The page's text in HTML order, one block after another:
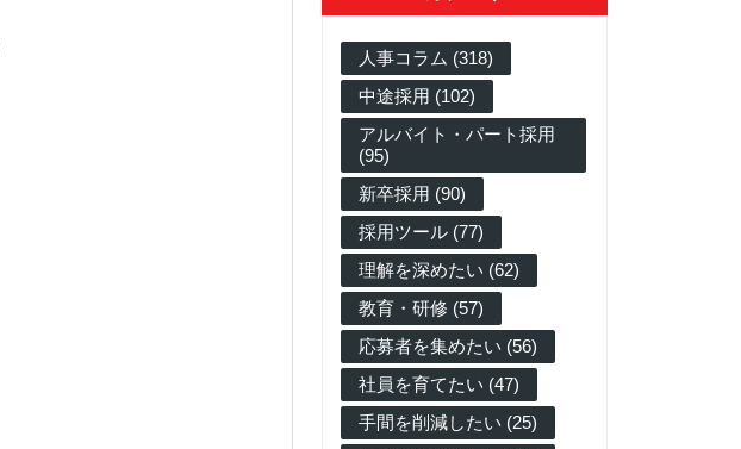
人事コラム (318)
中途採用 (102)
アルバイト・パート採用
(95)
新卒採用 (90)
採用ツール (77)
理解を深めたい (62)
教育・研修 (57)
応募者を集めたい (56)
社員を育てたい (47)
手間を削減したい (25)